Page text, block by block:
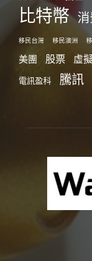
比特幣
移民台灣 移民澳洲
美團 股票 虛
電訊盈科 騰訊